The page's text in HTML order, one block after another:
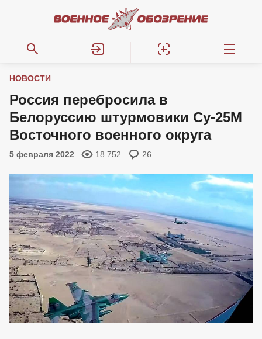
НОВОСТИ
Россия перебросила в
Белоруссию штурмовики Су-25М
Восточного военного округа
5 февраля 2022 18 752 26